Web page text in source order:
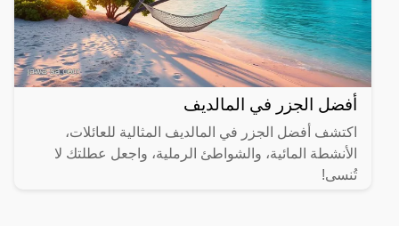
أفضل الجزر في المالديف
اكتشف أفضل الجزر في المالديف المثالية للعائلات،
الأنشطة المائية، والشواطئ الرملية، واجعل عطلتك لا
تُنسى!